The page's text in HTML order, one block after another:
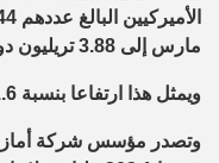
مارس إلى 3.88 تريليون دولار في 13 أكتوبر.
ويمثل هذا ارتفاعا بنسبة 31.6 في المئة استنادا إلى بيانات فوربس.
وتصدر مؤسس شركة